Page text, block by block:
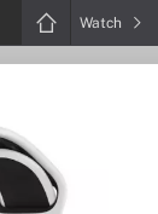
Watch